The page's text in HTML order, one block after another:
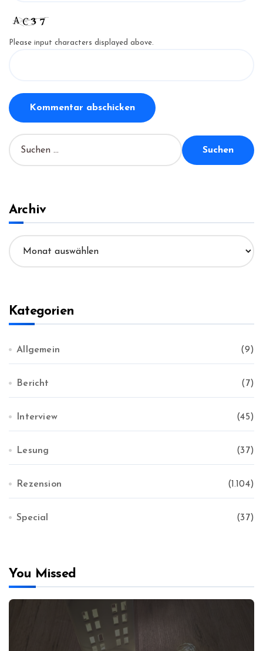
Please input characters displayed above.
S
u
n
c
h
Archiv
A
r
v
Kategorien
Allgemein (9)
Bericht (7)
Interview (45)
Lesung (37)
Rezension (1.104)
Special (37)
You Missed